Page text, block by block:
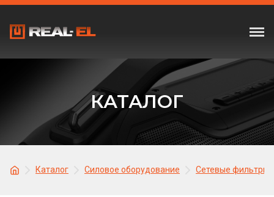
КАТАЛОГ
Каталог Силовое оборудование Сетевые фильтры,